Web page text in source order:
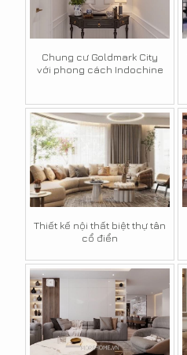
Chung cư Goldmark City
với phong cách Indochine
Thiết kế nội thất biệt thự tân
cổ điển